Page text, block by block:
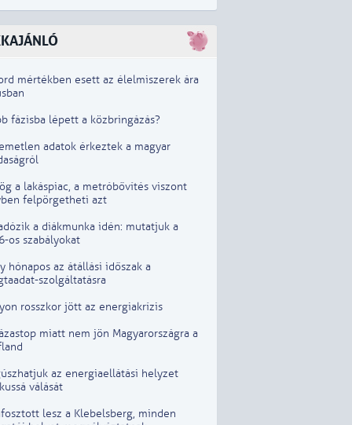
mértékben esett az élelmiszerek ára
fázisba lépett a közbringázás?
adatok érkeztek a magyar
a lakáspiac, a metróbővítés viszont
felpörgetheti azt
a diákmunka idén: mutatjuk a
os szabályokat
hónapos az átállási időszak a
szolgáltatásra
rosszkor jött az energiakrízis
miatt nem jön Magyarországra a
az energiaellátási helyzet
válását
lesz a Klebelsberg, minden